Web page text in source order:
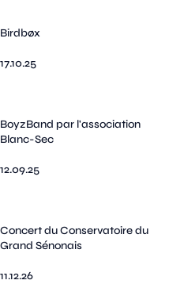
Birdbøx
17.10.25
BoyzBand par l'association
Blanc-Sec
12.09.25
Concert du Conservatoire du
Grand Sénonais
11.12.26